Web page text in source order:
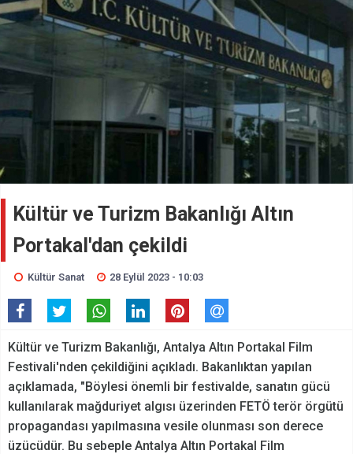
Kültür ve Turizm Bakanlığı Altın
Portakal'dan çekildi
Kültür Sanat 28 Eylül 2023 - 10:03
Kültür ve Turizm Bakanlığı, Antalya Altın Portakal Film
Festivali'nden çekildiğini açıkladı. Bakanlıktan yapılan
açıklamada, "Böylesi önemli bir festivalde, sanatın gücü
kullanılarak mağduriyet algısı üzerinden FETÖ terör örgütü
propagandası yapılmasına vesile olunması son derece
üzücüdür. Bu sebeple Antalya Altın Portakal Film